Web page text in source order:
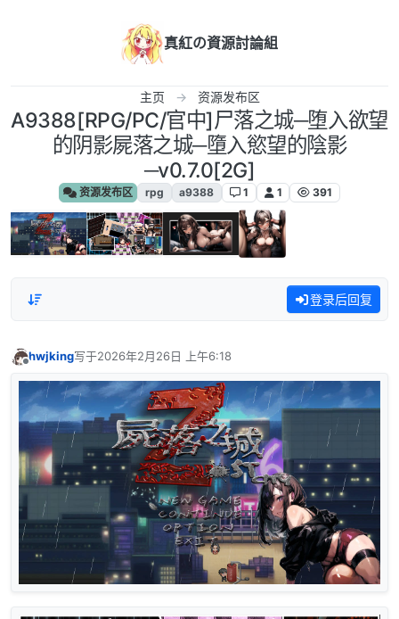
真紅の資源討論組
主页 资源发布区
A9388[RPG/PC/官中]尸落之城─堕入欲望
的阴影屍落之城─墮入慾望的陰影
─v0.7.0[2G]
资源发布区 rpg a9388 1 1 391
登录后回复
hwjking写于2026年2月26日 上午6:18
最后由 编辑